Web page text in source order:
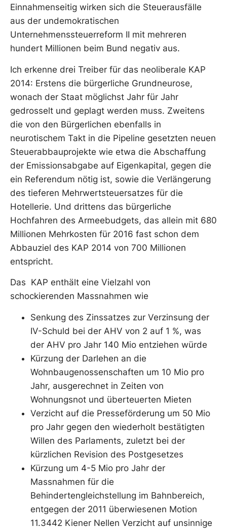
Einnahmenseitig wirken sich die Steuerausfälle
aus der undemokratischen
Unternehmenssteuerreform II mit mehreren
hundert Millionen beim Bund negativ aus.
Ich erkenne drei Treiber für das neoliberale KAP
2014: Erstens die bürgerliche Grundneurose,
wonach der Staat möglichst Jahr für Jahr
gedrosselt und geplagt werden muss. Zweitens
die von den Bürgerlichen ebenfalls in
neurotischem Takt in die Pipeline gesetzten neuen
Steuerabbauprojekte wie etwa die Abschaffung
der Emissionsabgabe auf Eigenkapital, gegen die
ein Referendum nötig ist, sowie die Verlängerung
des tieferen Mehrwertsteuersatzes für die
Hotellerie. Und drittens das bürgerliche
Hochfahren des Armeebudgets, das allein mit 680
Millionen Mehrkosten für 2016 fast schon dem
Abbauziel des KAP 2014 von 700 Millionen
entspricht.
Das KAP enthält eine Vielzahl von
schockierenden Massnahmen wie
Senkung des Zinssatzes zur Verzinsung der
IV-Schuld bei der AHV von 2 auf 1 %, was
der AHV pro Jahr 140 Mio entziehen würde
Kürzung der Darlehen an die
Wohnbaugenossenschaften um 10 Mio pro
Jahr, ausgerechnet in Zeiten von
Wohnungsnot und überteuerten Mieten
Verzicht auf die Presseförderung um 50 Mio
pro Jahr gegen den wiederholt bestätigten
Willen des Parlaments, zuletzt bei der
kürzlichen Revision des Postgesetzes
Kürzung um 4-5 Mio pro Jahr der
Massnahmen für die
Behindertengleichstellung im Bahnbereich,
entgegen der 2011 überwiesenen Motion
11.3442 Kiener Nellen Verzicht auf unsinnige